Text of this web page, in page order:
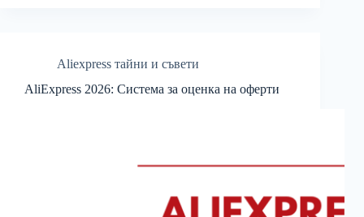
Aliexpress тайни и съвети
AliExpress 2026: Система за оценка на оферти